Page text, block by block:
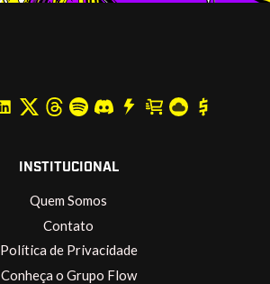
INSTITUCIONAL
Quem Somos
Contato
Política de Privacidade
Conheça o Grupo Flow